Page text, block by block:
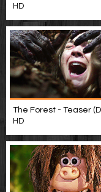
HD
The Forest - Teaser
HD